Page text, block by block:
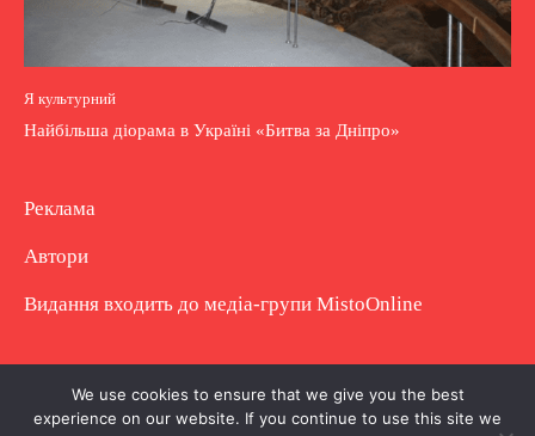
Я культурний
Найбільша діорама в Україні «Битва за Дніпро»
Реклама
Автори
Видання входить до медіа-групи MistoOnline
Copyright © Повне використання матеріалу
заборонено. Частково можна з гіперпосиланням.
We use cookies to ensure that we give you the best
experience on our website. If you continue to use this site we